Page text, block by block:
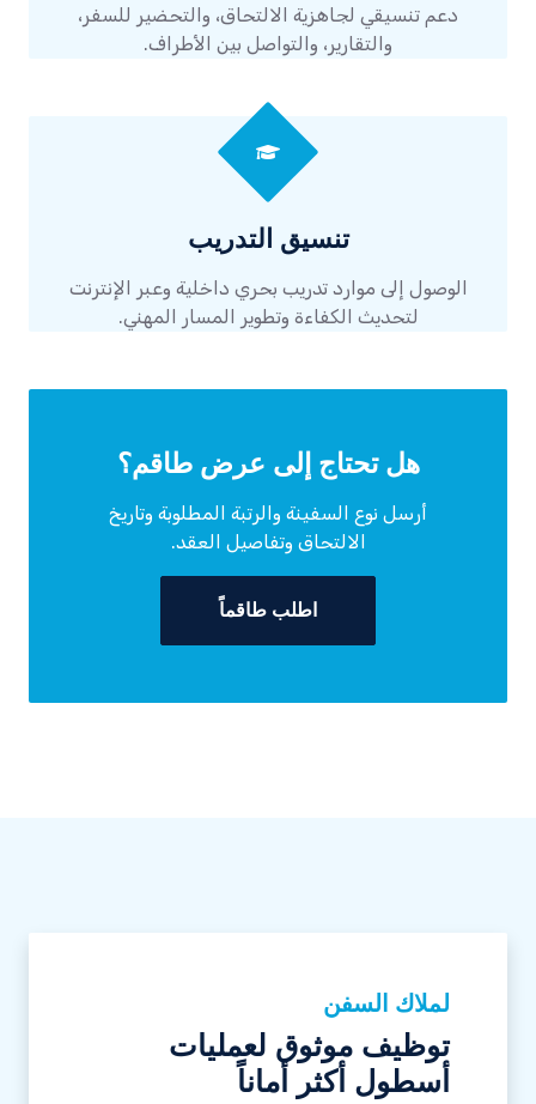
دعم تنسيقي لجاهزية الالتحاق، والتحضير للسفر،
والتقارير، والتواصل بين الأطراف.
تنسيق التدريب
الوصول إلى موارد تدريب بحري داخلية وعبر الإنترنت
لتحديث الكفاءة وتطوير المسار المهني.
هل تحتاج إلى عرض طاقم؟
أرسل نوع السفينة والرتبة المطلوبة وتاريخ
الالتحاق وتفاصيل العقد.
اطلب طاقماً
لملاك السفن
توظيف موثوق لعمليات
أسطول أكثر أماناً